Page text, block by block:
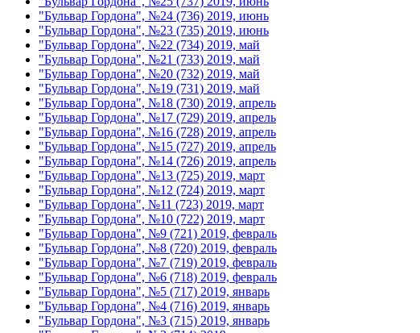
"Бульвар Гордона", №24 (736) 2019, июнь
"Бульвар Гордона", №23 (735) 2019, июнь
"Бульвар Гордона", №22 (734) 2019, май
"Бульвар Гордона", №21 (733) 2019, май
"Бульвар Гордона", №20 (732) 2019, май
"Бульвар Гордона", №19 (731) 2019, май
"Бульвар Гордона", №18 (730) 2019, апрель
"Бульвар Гордона", №17 (729) 2019, апрель
"Бульвар Гордона", №16 (728) 2019, апрель
"Бульвар Гордона", №15 (727) 2019, апрель
"Бульвар Гордона", №14 (726) 2019, апрель
"Бульвар Гордона", №13 (725) 2019, март
"Бульвар Гордона", №12 (724) 2019, март
"Бульвар Гордона", №11 (723) 2019, март
"Бульвар Гордона", №10 (722) 2019, март
"Бульвар Гордона", №9 (721) 2019, февраль
"Бульвар Гордона", №8 (720) 2019, февраль
"Бульвар Гордона", №7 (719) 2019, февраль
"Бульвар Гордона", №6 (718) 2019, февраль
"Бульвар Гордона", №5 (717) 2019, январь
"Бульвар Гордона", №4 (716) 2019, январь
"Бульвар Гордона", №3 (715) 2019, январь